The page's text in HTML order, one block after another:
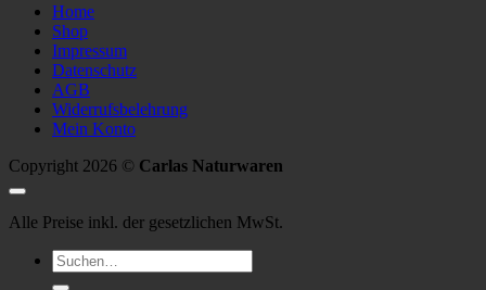
Home
Shop
Impressum
Datenschutz
AGB
Widerrufsbelehrung
Mein Konto
Copyright 2026 © Carlas Naturwaren
Alle Preise inkl. der gesetzlichen MwSt.
Suchen
nach: